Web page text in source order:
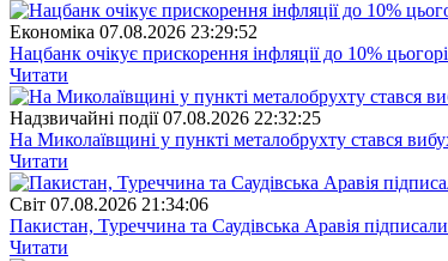
Економіка 07.08.2026 23:29:52
Нацбанк очікує прискорення інфляції до 10%
Читати
Надзвичайні події 07.08.2026 22:32:25
На Миколаївщині у пункті металобрухту стався
Читати
Свiт 07.08.2026 21:34:06
Пакистан, Туреччина та Саудівська Аравія
Читати